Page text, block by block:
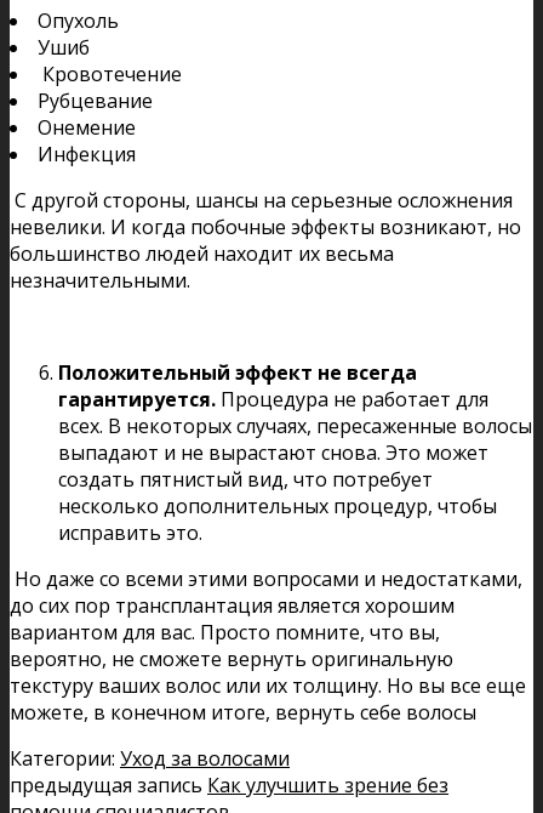
Опухоль
Ушиб
Кровотечение
Рубцевание
Онемение
Инфекция
С другой стороны, шансы на серьезные осложнения
невелики. И когда побочные эффекты возникают, но
большинство людей находит их весьма
незначительными.
Положительный эффект не всегда
гарантируется. Процедура не работает для
всех. В некоторых случаях, пересаженные волосы
выпадают и не вырастают снова. Это может
создать пятнистый вид, что потребует
несколько дополнительных процедур, чтобы
исправить это.
Но даже со всеми этими вопросами и недостатками,
до сих пор трансплантация является хорошим
вариантом для вас. Просто помните, что вы,
вероятно, не сможете вернуть оригинальную
текстуру ваших волос или их толщину. Но вы все еще
можете, в конечном итоге, вернуть себе волосы
Категории: Уход за волосами
предыдущая запись Как улучшить зрение без